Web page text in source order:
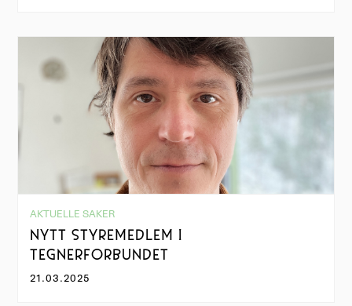
AKTUELLE SAKER
NYTT STYREMEDLEM I
TEGNERFORBUNDET
21.03.2025